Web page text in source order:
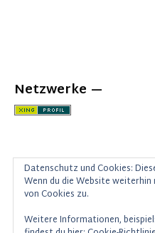
Netzwerke
Datenschutz und Cookies:
Wenn du die Website
von Cookies zu.
Weitere Informationen,